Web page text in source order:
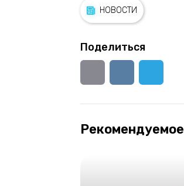
НОВОСТИ
Поделиться
Рекомендуемое